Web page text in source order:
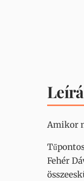
Amikor
Fehér